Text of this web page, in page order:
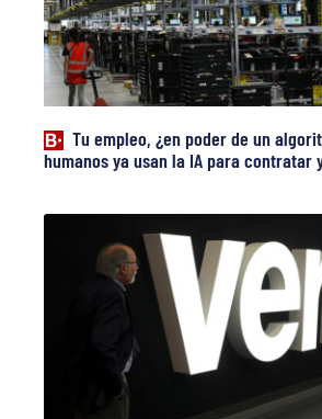
Tu empleo, ¿en poder de un
humanos ya usan la IA para contratar